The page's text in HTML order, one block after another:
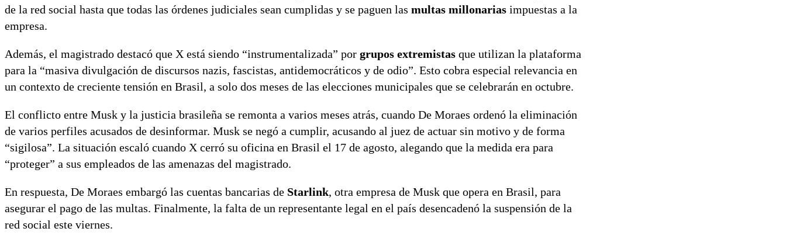
de la red social hasta que todas las órdenes judiciales sean cumplidas y se paguen las multas millonarias impuestas a la
empresa.
Además, el magistrado destacó que X está siendo “instrumentalizada” por grupos extremistas que utilizan la plataforma
para la “masiva divulgación de discursos nazis, fascistas, antidemocráticos y de odio”. Esto cobra especial relevancia en
un contexto de creciente tensión en Brasil, a solo dos meses de las elecciones municipales que se celebrarán en octubre.
El conflicto entre Musk y la justicia brasileña se remonta a varios meses atrás, cuando De Moraes ordenó la eliminación
de varios perfiles acusados de desinformar. Musk se negó a cumplir, acusando al juez de actuar sin motivo y de forma
“sigilosa”. La situación escaló cuando X cerró su oficina en Brasil el 17 de agosto, alegando que la medida era para
“proteger” a sus empleados de las amenazas del magistrado.
En respuesta, De Moraes embargó las cuentas bancarias de Starlink, otra empresa de Musk que opera en Brasil, para
asegurar el pago de las multas. Finalmente, la falta de un representante legal en el país desencadenó la suspensión de la
red social este viernes.